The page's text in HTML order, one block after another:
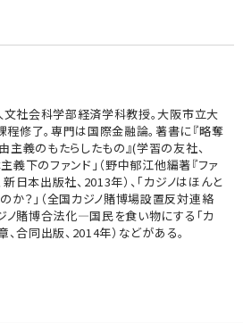
社会科学部経済学科教授。大阪市立大
修了。専門は国際金融論。著書に『略奪
義のもたらしたもの』(学習の友社、
義下のファンド」（野中郁江他編著『ファ
日本出版社、2013年）、「カジノはほんと
か？」（全国カジノ賭博場設置反対連絡
賭博合法化―国民を食い物にする「カ
、合同出版、2014年）などがある。